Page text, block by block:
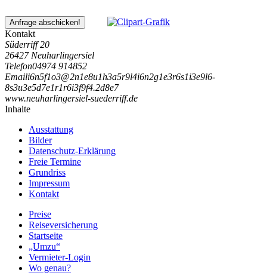
Anfrage abschicken!
Kontakt
Süderriff 20
26427 Neuharlingersiel
Telefon04974 914852
Emaili6n5f1o3@2n1e8u1h3a5r9l4i6n2g1e3r6s1i3e9l6-
8s3u3e5d7e1r1r6i3f9f4.2d8e7
www.neuharlingersiel-suederriff.de
Inhalte
Ausstattung
Bilder
Datenschutz-Erklärung
Freie Termine
Grundriss
Impressum
Kontakt
Preise
Reiseversicherung
Startseite
„Umzu“
Vermieter-Login
Wo genau?